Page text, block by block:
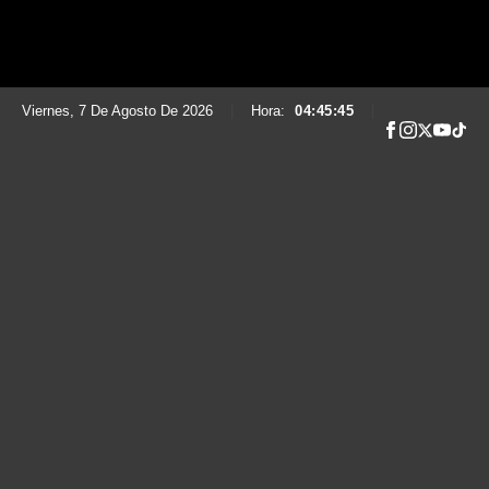
Viernes, 7 De Agosto De 2026 Hora: 04:45:46